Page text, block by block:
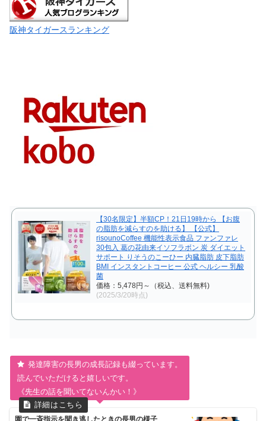
阪神タイガースランキング
【30名限定】半額CP！21日19時から 【お腹
の脂肪を減らすのを助ける】 【公式】
risounoCoffee 機能性表示食品 ファンファレ
30包入 葛の花由来イソフラボン 炭 ダイエット
サポート りそうのこーひー 内臓脂肪 皮下脂肪
BMI インスタントコーヒー 公式 ヘルシー 乳酸
菌
価格：5,478円～（税込、送料無料)
(2025/3/20時点)
発達障害の長男の成長記録も綴っています。
読んでいただけると嬉しいです。
《先生の話を聞いてないんかい！》